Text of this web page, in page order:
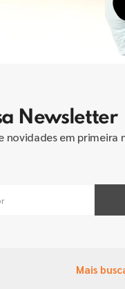
Newsletter
novidades em primeira
Mais